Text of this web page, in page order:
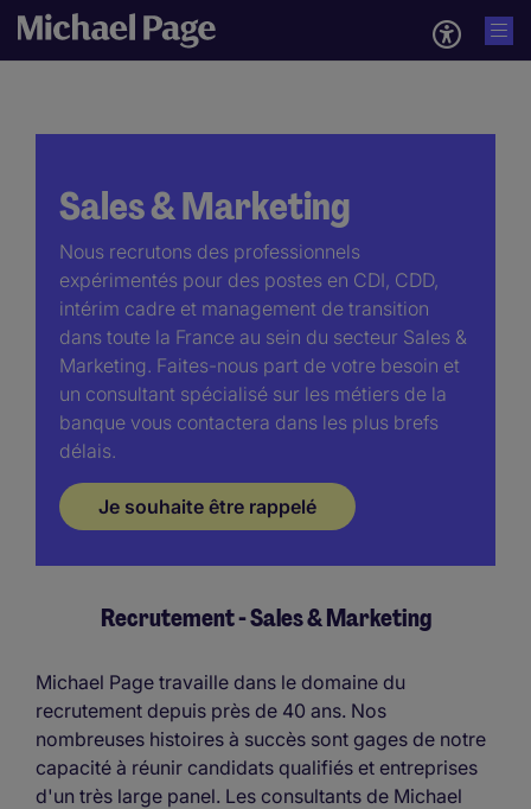
Sales & Marketing
Nous recrutons des professionnels
expérimentés pour des postes en CDI, CDD,
intérim cadre et management de transition
dans toute la France au sein du secteur Sales &
Marketing. Faites-nous part de votre besoin et
un consultant spécialisé sur les métiers de la
banque vous contactera dans les plus brefs
délais.
Je souhaite être rappelé
Recrutement - Sales & Marketing
Michael Page travaille dans le domaine du
recrutement depuis près de 40 ans. Nos
nombreuses histoires à succès sont gages de notre
capacité à réunir candidats qualifiés et entreprises
d'un très large panel. Les consultants de Michael